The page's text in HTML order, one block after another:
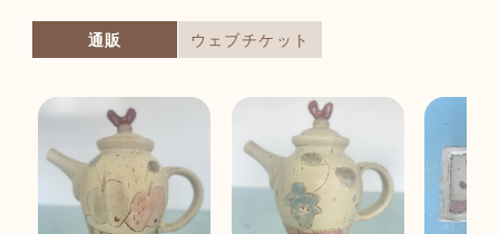
通販 ウェブチケット